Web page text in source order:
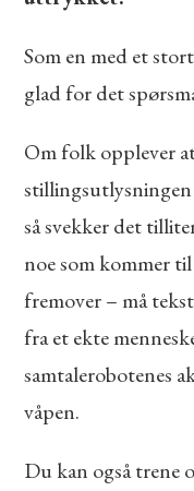
Som en med et
glad for det
Om folk opplever
så svekker det
noe som kommer
fremover – må
fra et ekte
samtalerobotenes
våpen.
Du kan også trene